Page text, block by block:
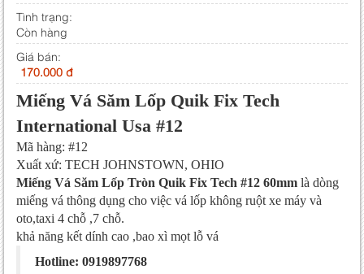
Tình trạng:
Còn hàng
Giá bán:
170.000 đ
Miếng Vá Săm Lốp Quik Fix Tech
International Usa #12
Mã hàng: #12
Xuất xứ: TECH JOHNSTOWN, OHIO
Miếng Vá Săm Lốp Tròn Quik Fix Tech #12 60mm là dòng
miếng vá thông dụng cho việc vá lốp không ruột xe máy và
oto,taxi 4 chỗ ,7 chỗ.
khả năng kết dính cao ,bao xì mọt lỗ vá
Hotline: 0919897768